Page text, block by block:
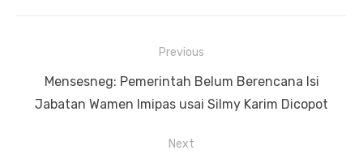
pos
Previous
Previous
post:
Mensesneg: Pemerintah Belum Berencana Isi
Jabatan Wamen Imipas usai Silmy Karim Dicopot
Next